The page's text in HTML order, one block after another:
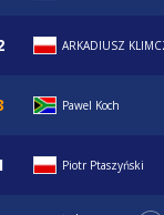
ARKADIUSZ
Pawel Koch
Piotr Ptaszyński